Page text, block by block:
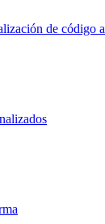
de código